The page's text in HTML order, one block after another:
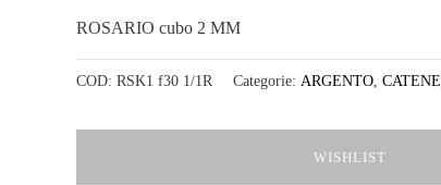
ROSARIO cubo 2 MM
COD: RSK1 f30 1/1R Categorie: ARGENTO, CATENE
WISHLIST